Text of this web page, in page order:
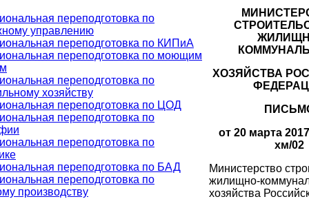
переподготовка по
управлению
переподготовка по КИПиА
переподготовка по моющим
переподготовка по
хозяйству
переподготовка по ЦОД
переподготовка по
переподготовка по
переподготовка по БАД
переподготовка по
производству
ХОЗЯЙСТВА
от 20 марта
хм/02
Министерство
жилищно-
хозяйства